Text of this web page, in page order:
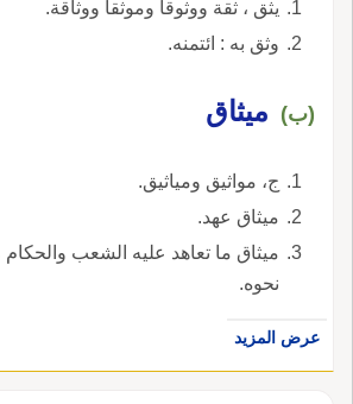
يثق ، ثقة ووثوقا وموثقا ووثاقة.
وثق به : ائتمنه.
(ب) ميثاق
ج، مواثيق ومياثيق.
ميثاق عهد.
ميثاق ما تعاهد عليه الشعب
نحوه.
عرض المزيد